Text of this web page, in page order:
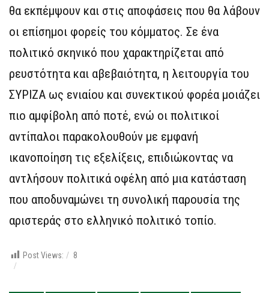
θα εκπέμψουν και στις αποφάσεις που θα λάβουν
οι επίσημοι φορείς του κόμματος. Σε ένα
πολιτικό σκηνικό που χαρακτηρίζεται από
ρευστότητα και αβεβαιότητα, η λειτουργία του
ΣΥΡΙΖΑ ως ενιαίου και συνεκτικού φορέα μοιάζει
πιο αμφίβολη από ποτέ, ενώ οι πολιτικοί
αντίπαλοι παρακολουθούν με εμφανή
ικανοποίηση τις εξελίξεις, επιδιώκοντας να
αντλήσουν πολιτικά οφέλη από μια κατάσταση
που αποδυναμώνει τη συνολική παρουσία της
αριστεράς στο ελληνικό πολιτικό τοπίο.
Post Views: 8